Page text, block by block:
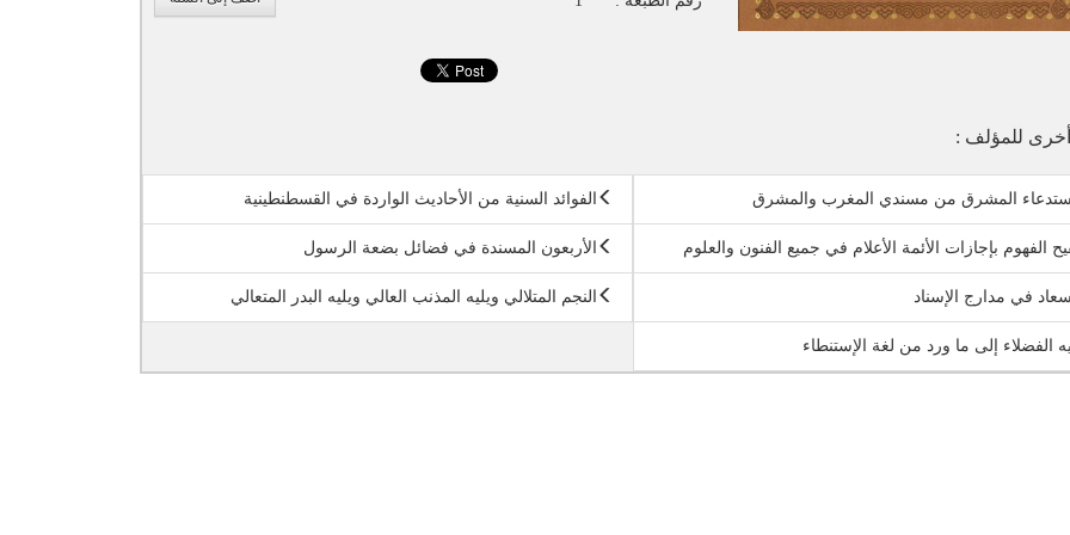
للمؤلف :
المشرق من مسندي المغرب والمشرق الفوائد السنية من الأحاديث الواردة في القسطنطينية
الفهوم بإجازات الأئمة الأعلام في جميع الفنون والعلوم الأربعون المسندة في فضائل بضعة الرسول
في مدارج الإسناد النجم المتلالي ويليه المذنب العالي ويليه البدر المتعالي
الفضلاء إلى ما ورد من لغة الإستنطاء